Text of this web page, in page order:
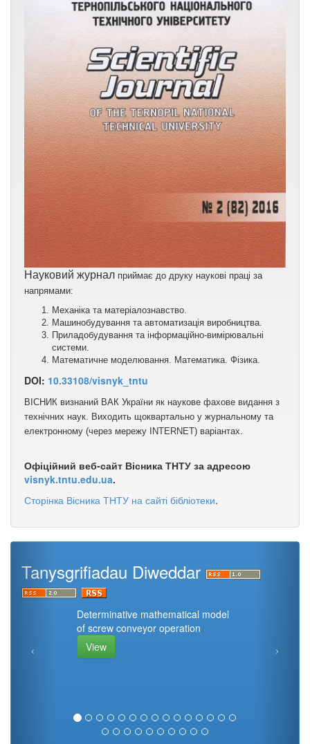
Науковий журнал приймає до друку наукові праці за
напрямами:
Механіка та матеріалознавство.
Машинобудування та автоматизація виробництва.
Приладобудування та інформаційно-вимірювальні
системи.
Математичне моделювання. Математика. Фізика.
DOI: 10.33108/visnyk_tntu
ВІСНИК визнаний ВАК України як наукове фахове видання з
технічних наук. Виходить щоквартально у журнальному та
електронному (через мережу ІNТЕRNЕТ) варіантах.
Офіційний веб-сайт Вісника ТНТУ за адресою
visnyk.tntu.edu.ua.
Сторінка Вісника ТНТУ на сайті бібліотеки.
Tanysgrifiadau Diweddar
Determinative mathematical model
of screw conveyor operation
View